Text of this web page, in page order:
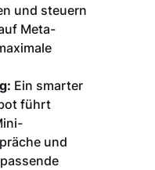
und steuern
Meta-
Ein smarter
führt
und